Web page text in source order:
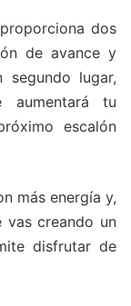
dos
de avance y
lugar,
aumentará tu
escalón
más energía y,
vas creando un
disfrutar de